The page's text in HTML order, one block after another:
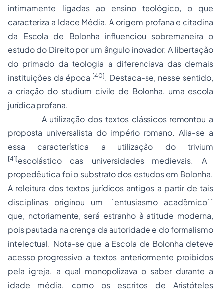
intimamente ligadas ao ensino teológico, o que
caracteriza a Idade Média. A origem profana e citadina
da Escola de Bolonha influenciou sobremaneira o
estudo do Direito por um ângulo inovador. A libertação
do primado da teologia a diferenciava das demais
instituições da época [40]. Destaca-se, nesse sentido,
a criação do studium civile de Bolonha, uma escola
jurídica profana.
A utilização dos textos clássicos remontou a
proposta universalista do império romano. Alia-se a
essa característica a utilização do trivium
[41]escolástico das universidades medievais. A
propedêutica foi o substrato dos estudos em Bolonha.
A releitura dos textos jurídicos antigos a partir de tais
disciplinas originou um ´´entusiasmo acadêmico´´
que, notoriamente, será estranho à atitude moderna,
pois pautada na crença da autoridade e do formalismo
intelectual. Nota-se que a Escola de Bolonha deteve
acesso progressivo a textos anteriormente proibidos
pela igreja, a qual monopolizava o saber durante a
idade média, como os escritos de Aristóteles